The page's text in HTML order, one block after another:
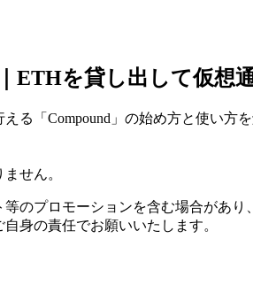
ETHを貸し出して仮想
る「Compound」の始め方と使い方
せん。
のプロモーションを含む場合があ
身の責任でお願いいたします。